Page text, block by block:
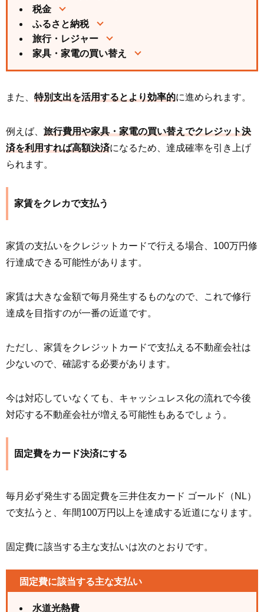
税金
ふるさと納税
旅行・レジャー
家具・家電の買い替え
また、 特別支出を活用するとより効率的に進められます。
例えば、 旅行費用や家具・家電の買い替えでクレジット決
済を利用すれば高額決済になるため、達成確率を引き上げ
られます。
家賃をクレカで支払う
家賃の支払いをクレジットカードで行える場合、100万円修
行達成できる可能性があります。
家賃は大きな金額で毎月発生するものなので、これで修行
達成を目指すのが一番の近道です。
ただし、家賃をクレジットカードで支払える不動産会社は
少ないので、確認する必要があります。
今は対応していなくても、キャッシュレス化の流れで今後
対応する不動産会社が増える可能性もあるでしょう。
固定費をカード決済にする
毎月必ず発生する固定費を三井住友カード ゴールド（NL）
で支払うと、年間100万円以上を達成する近道になります。
固定費に該当する主な支払いは次のとおりです。
固定費に該当する主な支払い
水道光熱費